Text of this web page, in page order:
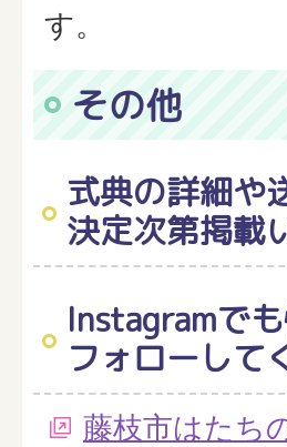
す。
その他
式典の詳細や
決定次第掲載
Instagramで
フォローして
藤枝市はたち